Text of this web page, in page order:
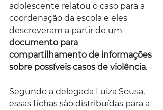
adolescente relatou o caso para a
coordenação da escola e eles
descreveram a partir de um
documento para
compartilhamento de informações
sobre possíveis casos de violência.
Segundo a delegada Luiza Sousa,
essas fichas são distribuídas para a